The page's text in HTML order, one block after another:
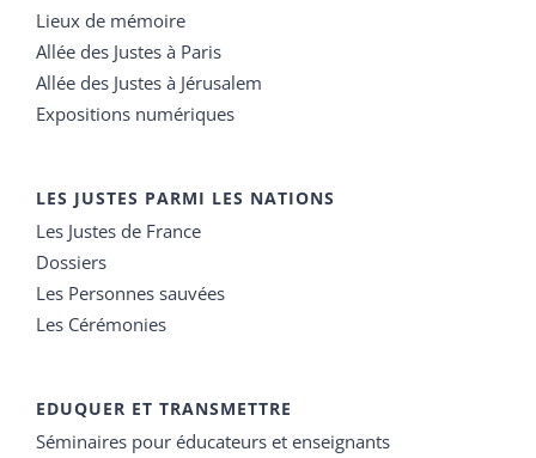
Lieux de mémoire
Allée des Justes à Paris
Allée des Justes à Jérusalem
Expositions numériques
LES JUSTES PARMI LES NATIONS
Les Justes de France
Dossiers
Les Personnes sauvées
Les Cérémonies
EDUQUER ET TRANSMETTRE
Séminaires pour éducateurs et enseignants